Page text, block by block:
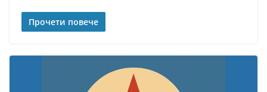
Прочети повече